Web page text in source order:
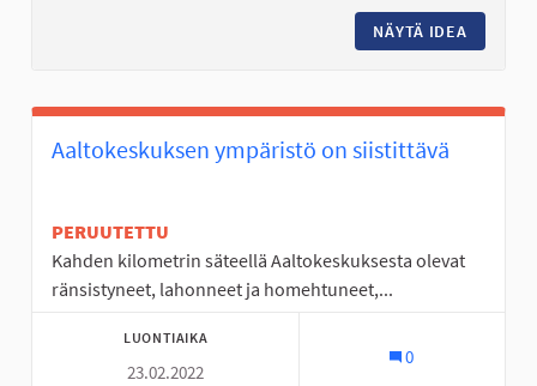
NÄYTÄ IDEA
Aaltokeskuksen ympäristö on siistittävä
PERUUTETTU
Kahden kilometrin säteellä Aaltokeskuksesta olevat
ränsistyneet, lahonneet ja homehtuneet,...
LUONTIAIKA
23.02.2022
0